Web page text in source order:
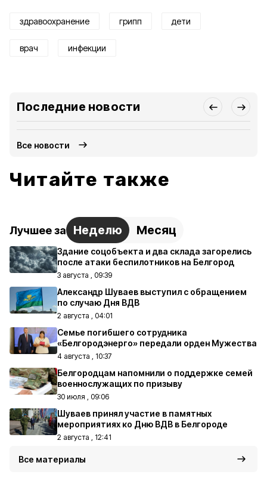
здравоохранение грипп дети
врач инфекции
Последние новости
Все новости
Читайте также
Лучшее за Неделю Месяц
Здание соцобъекта и два склада загорелись
после атаки беспилотников на Белгород
3 августа , 09:39
Александр Шуваев выступил с обращением
по случаю Дня ВДВ
2 августа , 04:01
Семье погибшего сотрудника
«Белгородэнерго» передали орден Мужества
4 августа , 10:37
Белгородцам напомнили о поддержке семей
военнослужащих по призыву
30 июля , 09:06
Шуваев принял участие в памятных
мероприятиях ко Дню ВДВ в Белгороде
2 августа , 12:41
Все материалы